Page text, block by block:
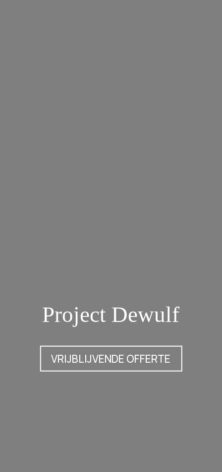
Project Dewulf
VRIJBLIJVENDE OFFERTE